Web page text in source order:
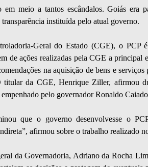
em meio a tantos escândalos. Goiás era
instituída pelo atual governo.
Geral do Estado (CGE), o PCP
de ações realizadas pela CGE a principal
na aquisição de bens e
titular da CGE, Henrique Ziller, afirmou
pelo governador Ronaldo
que o governo desenvolvesse o
afirmou sobre o trabalho realizado
da Governadoria, Adriano da Rocha